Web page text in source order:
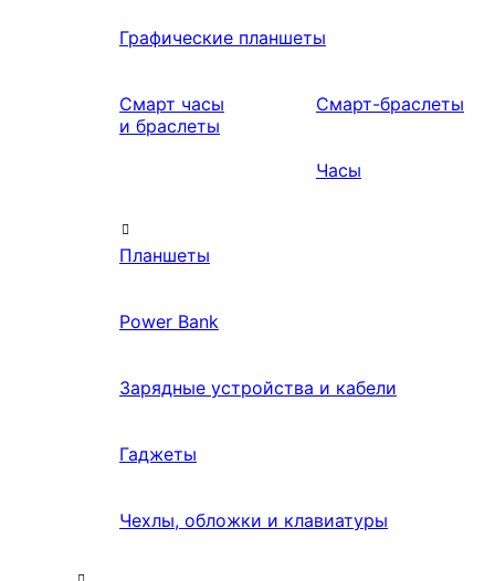
Графические планшеты
Смарт часы
и браслеты
Смарт-браслеты
Часы
Планшеты
Power Bank
Зарядные устройства и кабели
Гаджеты
Чехлы, обложки и клавиатуры